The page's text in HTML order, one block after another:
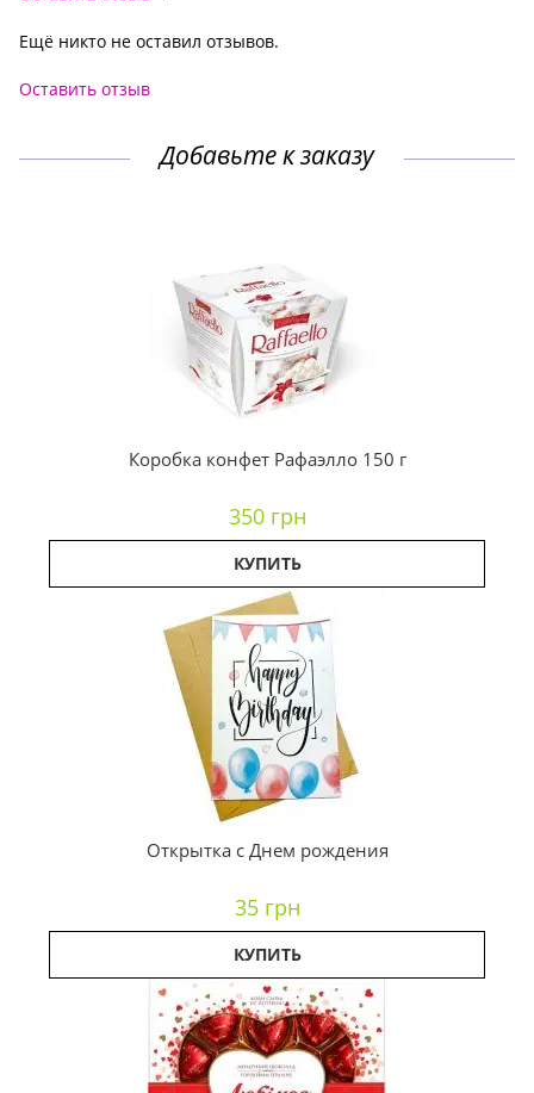
Ещё никто не оставил отзывов.
Оставить отзыв
Добавьте к заказу
Коробка конфет Рафаэлло 150 г
350 грн
КУПИТЬ
Открытка с Днем рождения
35 грн
КУПИТЬ